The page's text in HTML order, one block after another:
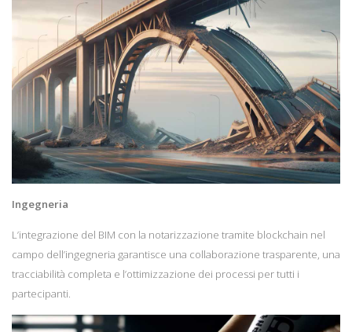
Ingegneria
L’integrazione del BIM con la notarizzazione tramite blockchain nel
campo dell’ingegneria garantisce una collaborazione trasparente, una
tracciabilità completa e l’ottimizzazione dei processi per tutti i
partecipanti.